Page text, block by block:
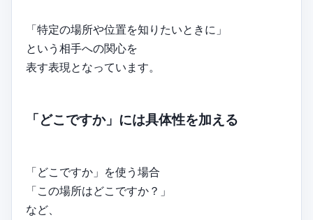
「特定の場所や位置を知りたいときに」
という相手への関心を
表す表現となっています。
「どこですか」には具体性を加える
「どこですか」を使う場合
「この場所はどこですか？」
など、